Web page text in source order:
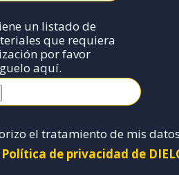
un listado de
que requiera
por favor
aquí.
el tratamiento de mis
Política de privacidad de